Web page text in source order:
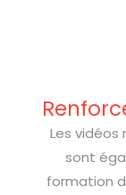
Les vidéos
sont
formation